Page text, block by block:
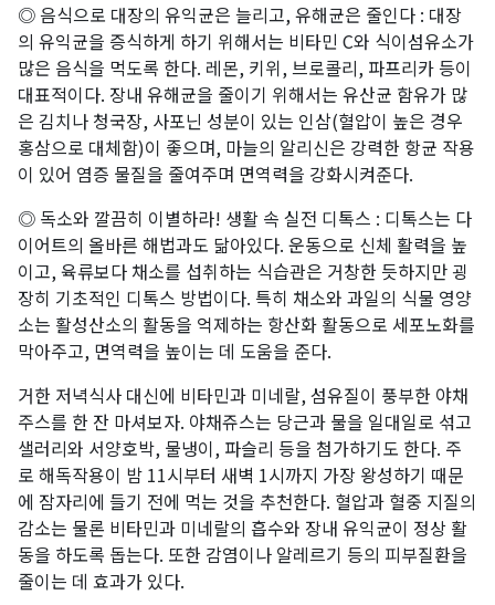
◎ 음식으로 대장의 유익균은 늘리고, 유해균은 줄인다 : 대장
의 유익균을 증식하게 하기 위해서는 비타민 C와 식이섬유소가
많은 음식을 먹도록 한다. 레몬, 키위, 브로콜리, 파프리카 등이
대표적이다. 장내 유해균을 줄이기 위해서는 유산균 함유가 많
은 김치나 청국장, 사포닌 성분이 있는 인삼(혈압이 높은 경우
홍삼으로 대체함)이 좋으며, 마늘의 알리신은 강력한 항균 작용
이 있어 염증 물질을 줄여주며 면역력을 강화시켜준다.
◎ 독소와 깔끔히 이별하라! 생활 속 실전 디톡스 : 디톡스는 다
이어트의 올바른 해법과도 닮아있다. 운동으로 신체 활력을 높
이고, 육류보다 채소를 섭취하는 식습관은 거창한 듯하지만 굉
장히 기초적인 디톡스 방법이다. 특히 채소와 과일의 식물 영양
소는 활성산소의 활동을 억제하는 항산화 활동으로 세포노화를
막아주고, 면역력을 높이는 데 도움을 준다.
거한 저녁식사 대신에 비타민과 미네랄, 섬유질이 풍부한 야채
주스를 한 잔 마셔보자. 야채쥬스는 당근과 물을 일대일로 섞고
샐러리와 서양호박, 물냉이, 파슬리 등을 첨가하기도 한다. 주
로 해독작용이 밤 11시부터 새벽 1시까지 가장 왕성하기 때문
에 잠자리에 들기 전에 먹는 것을 추천한다. 혈압과 혈중 지질의
감소는 물론 비타민과 미네랄의 흡수와 장내 유익균이 정상 활
동을 하도록 돕는다. 또한 감염이나 알레르기 등의 피부질환을
줄이는 데 효과가 있다.